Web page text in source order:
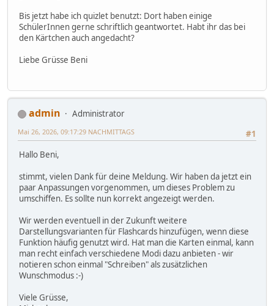
Bis jetzt habe ich quizlet benutzt: Dort haben einige
SchülerInnen gerne schriftlich geantwortet. Habt ihr das bei
den Kärtchen auch angedacht?
Liebe Grüsse Beni
admin
Administrator
#1
Mai 26, 2026, 09:17:29 NACHMITTAGS
Hallo Beni,
stimmt, vielen Dank für deine Meldung. Wir haben da jetzt ein
paar Anpassungen vorgenommen, um dieses Problem zu
umschiffen. Es sollte nun korrekt angezeigt werden.
Wir werden eventuell in der Zukunft weitere
Darstellungsvarianten für Flashcards hinzufügen, wenn diese
Funktion häufig genutzt wird. Hat man die Karten einmal, kann
man recht einfach verschiedene Modi dazu anbieten - wir
notieren schon einmal "Schreiben" als zusätzlichen
Wunschmodus :-)
Viele Grüsse,